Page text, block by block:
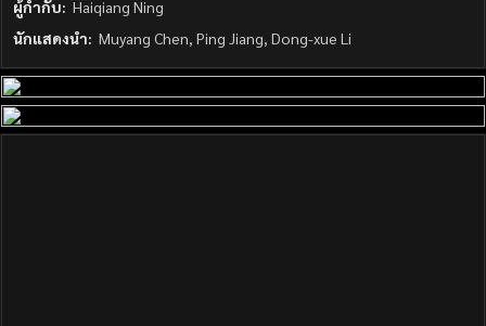
ผู้กำกับ: Haiqiang Ning
นักแสดงนำ: Muyang Chen, Ping Jiang, Dong-xue Li